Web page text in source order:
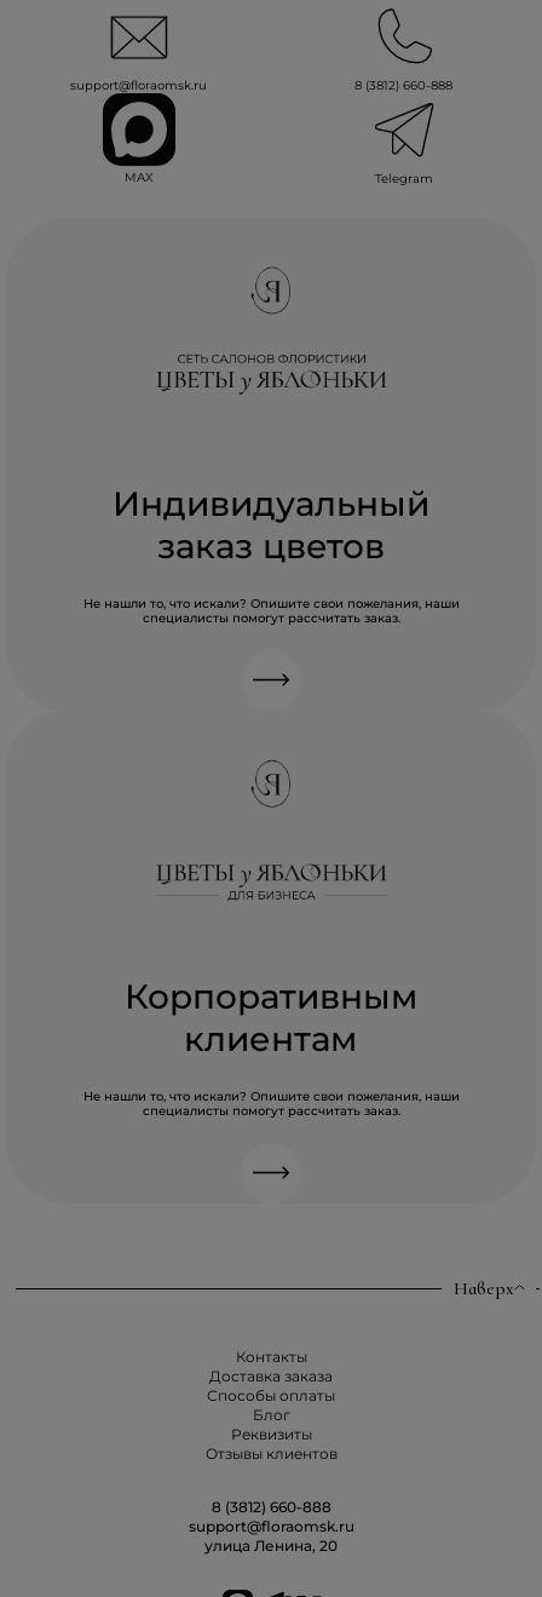
support@floraomsk.ru 8 (3812) 660-888
MAX Telegram
Индивидуальный
заказ цветов
Не нашли то, что искали? Опишите свои пожелания, наши
специалисты помогут рассчитать заказ.
Корпоративным
клиентам
Не нашли то, что искали? Опишите свои пожелания, наши
специалисты помогут рассчитать заказ.
Наверх
Контакты
Доставка заказа
Способы оплаты
Блог
Реквизиты
Отзывы клиентов
8 (3812) 660-888
support@floraomsk.ru
улица Ленина, 20